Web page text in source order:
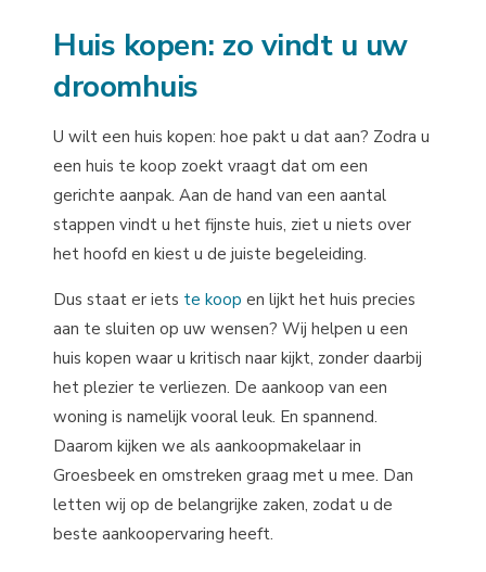
Huis kopen: zo vindt u uw
droomhuis
U wilt een huis kopen: hoe pakt u dat aan? Zodra u
een huis te koop zoekt vraagt dat om een
gerichte aanpak. Aan de hand van een aantal
stappen vindt u het fijnste huis, ziet u niets over
het hoofd en kiest u de juiste begeleiding.
Dus staat er iets te koop en lijkt het huis precies
aan te sluiten op uw wensen? Wij helpen u een
huis kopen waar u kritisch naar kijkt, zonder daarbij
het plezier te verliezen. De aankoop van een
woning is namelijk vooral leuk. En spannend.
Daarom kijken we als aankoopmakelaar in
Groesbeek en omstreken graag met u mee. Dan
letten wij op de belangrijke zaken, zodat u de
beste aankoopervaring heeft.